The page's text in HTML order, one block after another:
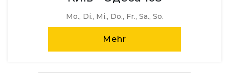
Mo., Di., Mi., Do., Fr., Sa., So.
Mehr